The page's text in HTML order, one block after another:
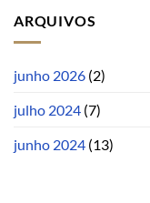
ARQUIVOS
junho 2026 (2)
julho 2024 (7)
junho 2024 (13)